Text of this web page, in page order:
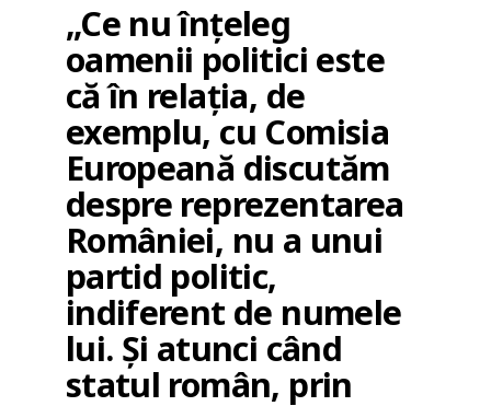
„Ce nu înțeleg
oamenii politici este
că în relația, de
exemplu, cu Comisia
Europeană discutăm
despre reprezentarea
României, nu a unui
partid politic,
indiferent de numele
lui. Și atunci când
statul român, prin